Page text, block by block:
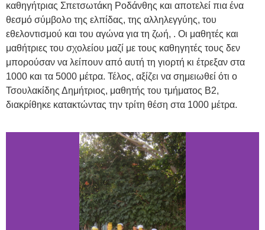
καθηγήτριας Σπετσωτάκη Ροδάνθης και αποτελεί πια ένα
θεσμό σύμβολο της ελπίδας, της αλληλεγγύης, του
εθελοντισμού και του αγώνα για τη ζωή, . Οι μαθητές και
μαθήτριες του σχολείου μαζί με τους καθηγητές τους δεν
μπορούσαν να λείπουν από αυτή τη γιορτή κι έτρεξαν στα
1000 και τα 5000 μέτρα. Τέλος, αξίζει να σημειωθεί ότι ο
Τσουλακίδης Δημήτριος, μαθητής του τμήματος Β2,
διακρίθηκε κατακτώντας την τρίτη θέση στα 1000 μέτρα.